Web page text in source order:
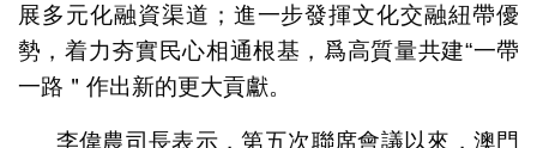
展多元化融資渠道；進一步發揮文化交融紐帶優
勢，着力夯實民心相通根基，爲高質量共建“一帶
一路＂作出新的更大貢獻。
李偉農司長表示，第五次聯席會議以來，澳門